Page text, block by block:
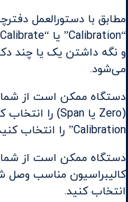
مطابق با دستورالعمل
و نگه داشتن یک یا چند
می‌شود.
دستگاه ممکن است از شما
Calibration” را انتخاب کنید.
دستگاه ممکن است از شما
انتخاب کنید.